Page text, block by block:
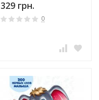
329 грн.
0